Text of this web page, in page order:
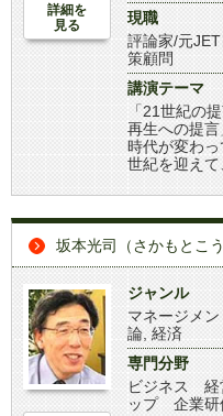
詳細を
見る
現職
評論家/元
策顧問
講演テーマ
「21世紀の
再生への提
時代が変わ
世紀を迎え
坂本光司（さかもとこう
ジャンル
マネージメン
論 経済
専門分野
ビジネス
ップ 企業